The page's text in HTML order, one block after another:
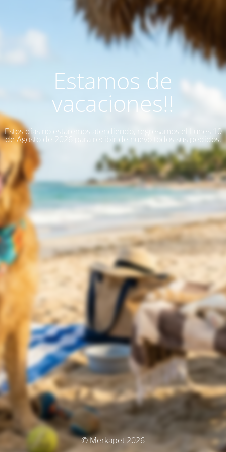
Estamos de
vacaciones!!
Estos días no estaremos atendiendo, regresamos el Lunes 10
de Agosto de 2026 para recibir de nuevo todos sus pedidos.
© Merkapet 2026